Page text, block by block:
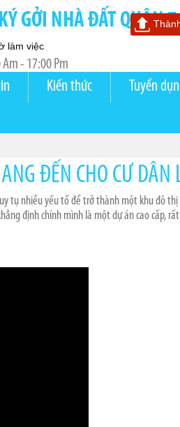
GỞI NHÀ ĐẤT QUẬN 7
làm việc
- 17:00 Pm
Kiến thức
Tuyển
ĐẾN CHO CƯ DÂN
tụ nhiều yếu tố để trở thành một khu đô
định chính mình là một dự án cao cấp,